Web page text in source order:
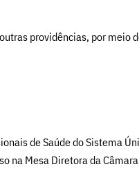
providências, por
de Saúde do Sistema
na Mesa Diretora da